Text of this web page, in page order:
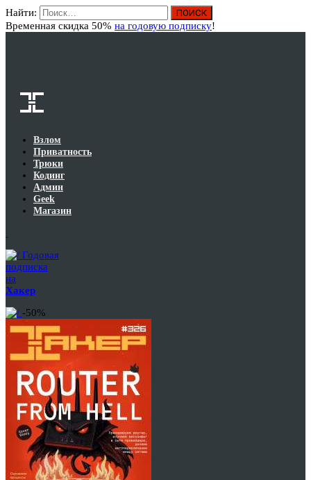
Найти:
Временная скидка 50% на годовую подписку!
Взлом
Приватность
Трюки
Кодинг
Админ
Geek
Магазин
Годовая
подписка
на
Хакер
-50%